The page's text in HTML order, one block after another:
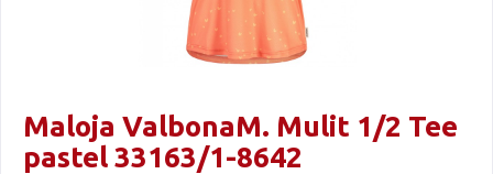
Maloja ValbonaM. Mulit 1/2 Tee
pastel 33163/1-8642